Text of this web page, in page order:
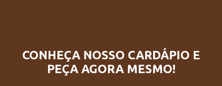
CONHEÇA NOSSO CARDÁPIO E
PEÇA AGORA MESMO!